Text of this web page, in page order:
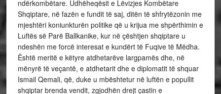
ndërkombëtare. Udhëheqësit e Lëvizjes Kombëtare
Shqiptare, në fazën e fundit të saj, ditën të shfrytëzonin me
mjeshtëri koniunkturën politike që u krijua me shpërthimin e
Luftës së Parë Ballkanike, kur në çështjen shqiptare u
ndeshën me forcë interesat e kundërt të Fuqive të Mëdha.
Është meritë e këtyre atdhetarëve largpamës dhe, në
mënyrë të veçantë, e atdhetarit dhe e diplomatit të shquar
Ismail Qemali, që, duke u mbështetur në luftën e popullit
shqiptar brenda vendit, zgjodhën drejt çastin e